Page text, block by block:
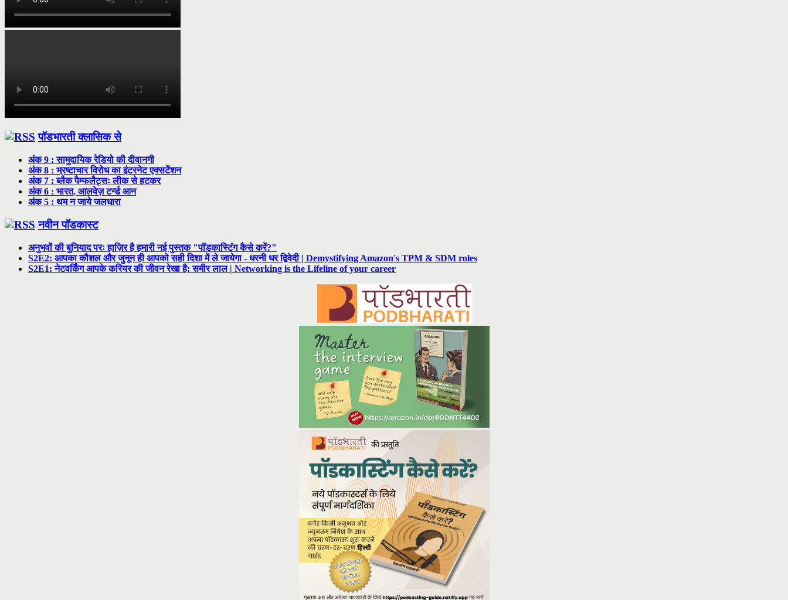
पॉडभारती क्लासिक से
अंक 9 : सामुदायिक रेडियो की दीवानगी
अंक 8 : भ्रष्टाचार विरोध का इंटरनेट एक्सटेंशन
अंक 7 : ब्लैक पैम्फलैट्सः लीक से हटकर
अंक 6 : भारत, आलवेज़ टर्न्ड आन
अंक 5 : थम न जाये जलधारा
नवीन पॉडकास्ट
अनुभवों की बुनियाद परः हाज़िर है हमारी नई पुस्तक "पॉडकास्टिंग कैसे करें?"
S2E2: आपका कौशल और जुनून ही आपको सही दिशा में ले जायेगा - धरनी धर द्विवेदी | Demystifying Amazon's TPM & SDM roles
S2E1: नेटवर्किंग आपके करियर की जीवन रेखा है: समीर लाल | Networking is the Lifeline of your career